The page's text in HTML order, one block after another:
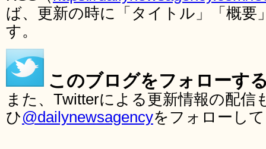
ば、更新の時に「タイトル」「概要
す。
このブログをフォローす
また、Twitterによる更新情報の配
ひ@dailynewsagencyをフォローし